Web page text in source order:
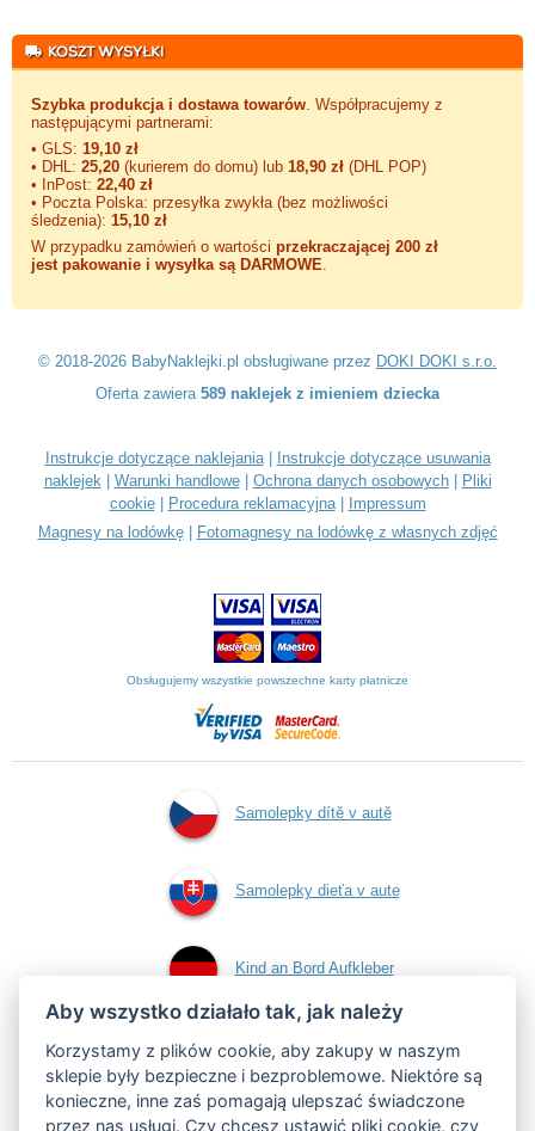
Szybka produkcja i dostawa towarów . Współpracujemy z
następującymi partnerami:
• GLS: 19,10 zł
• DHL: 25,20 (kurierem do domu) lub 18,90 zł (DHL POP)
• InPost: 22,40 zł
• Poczta Polska: przesyłka zwykła (bez możliwości
śledzenia): 15,10 zł
W przypadku zamówień o wartości przekraczającej 200 zł
jest pakowanie i wysyłka są DARMOWE
© 2018-2026 BabyNaklejki.pl obsługiwane przez DOKI DOKI s.r.o.
Oferta zawiera 589 naklejek z imieniem dziecka
Instrukcje dotyczące naklejania|
Instrukcje dotyczące usuwania
naklejek| Warunki handlowe| Ochrona danych osobowych|
Pliki
cookie| Procedura reklamacyjna|
Impressum
Magnesy na lodówkę| Fotomagnesy na lodówkę z własnych zdjęć
Obsługujemy wszystkie powszechne karty płatnicze
Samolepky dítě v autě
Samolepky dieťa v aute
Kind an Bord Aufkleber
Naklejki dziecko w
aucie
Aby wszystko działało tak, jak należy
Korzystamy z plików cookie, aby zakupy w naszym
sklepie były bezpieczne i bezproblemowe. Niektóre są
konieczne, inne zaś pomagają ulepszać świadczone
przez nas usługi. Czy chcesz ustawić pliki cookie, czy